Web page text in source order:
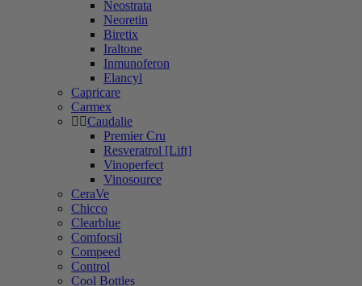
Neostrata
Neoretin
Biretix
Iraltone
Inmunoferon
Elancyl
Capricare
Carmex
Caudalie
Premier Cru
Resveratrol [Lift]
Vinoperfect
Vinosource
CeraVe
Chicco
Clearblue
Comforsil
Compeed
Control
Cool Bottles